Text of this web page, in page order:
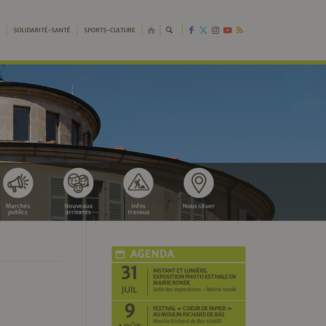
SOLIDARITÉ-SANTÉ SPORTS-CULTURE RETOUR
Marchés
publics
Nouveaux
arrivants
Infos
travaux
Nous situer
AGENDA
31
JUIL
INSTANT ET LUMIÈRE.
EXPOSITION PHOTO ESTIVALE EN
MAIRIE RONDE
Salle des expositions - Mairie ronde
9
FESTIVAL « COEUR DE PAPIER »
AU MOULIN RICHARD DE BAS
Moulin Richard de Bas 63600